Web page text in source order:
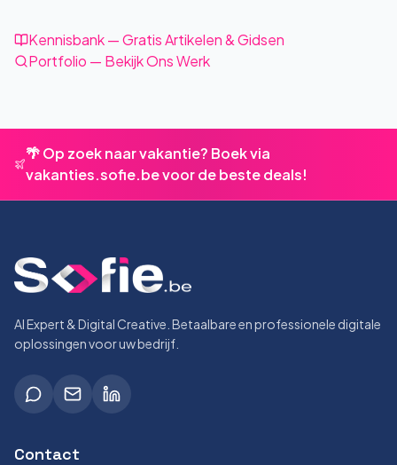
Kennisbank — Gratis Artikelen & Gidsen
Portfolio — Bekijk Ons Werk
🌴 Op zoek naar vakantie? Boek via
vakanties.sofie.be voor de beste deals!
AI Expert & Digital Creative. Betaalbare en professionele digitale
oplossingen voor uw bedrijf.
Contact